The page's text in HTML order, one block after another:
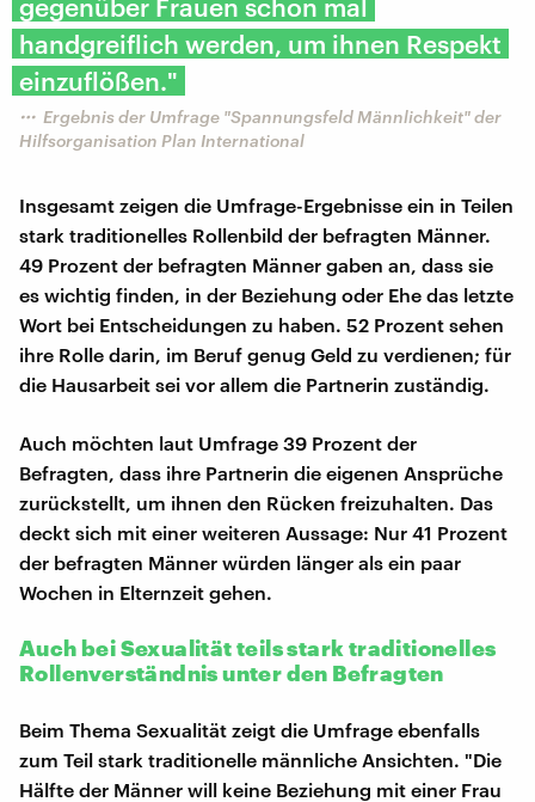
gegenüber Frauen schon mal
handgreiflich werden, um ihnen Respekt
einzuflößen."
Ergebnis der Umfrage "Spannungsfeld Männlichkeit" der
Hilfsorganisation Plan International
Insgesamt zeigen die Umfrage-Ergebnisse ein in Teilen
stark traditionelles Rollenbild der befragten Männer.
49 Prozent der befragten Männer gaben an, dass sie
es wichtig finden, in der Beziehung oder Ehe das letzte
Wort bei Entscheidungen zu haben. 52 Prozent sehen
ihre Rolle darin, im Beruf genug Geld zu verdienen; für
die Hausarbeit sei vor allem die Partnerin zuständig.
Auch möchten laut Umfrage 39 Prozent der
Befragten, dass ihre Partnerin die eigenen Ansprüche
zurückstellt, um ihnen den Rücken freizuhalten. Das
deckt sich mit einer weiteren Aussage: Nur 41 Prozent
der befragten Männer würden länger als ein paar
Wochen in Elternzeit gehen.
Auch bei Sexualität teils stark traditionelles
Rollenverständnis unter den Befragten
Beim Thema Sexualität zeigt die Umfrage ebenfalls
zum Teil stark traditionelle männliche Ansichten. "Die
Hälfte der Männer will keine Beziehung mit einer Frau